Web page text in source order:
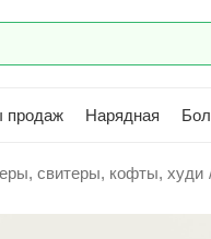
продаж Нарядная
свитеры, кофты, худи